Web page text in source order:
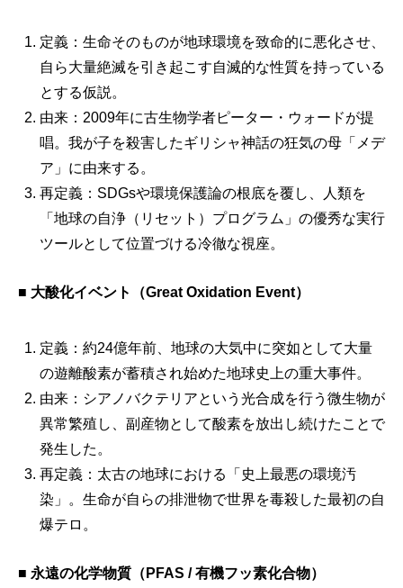
定義：生命そのものが地球環境を致命的に悪化させ、
自ら大量絶滅を引き起こす自滅的な性質を持っている
とする仮説。
由来：2009年に古生物学者ピーター・ウォードが提
唱。我が子を殺害したギリシャ神話の狂気の母「メデ
ア」に由来する。
再定義：SDGsや環境保護論の根底を覆し、人類を
「地球の自浄（リセット）プログラム」の優秀な実行
ツールとして位置づける冷徹な視座。
■ 大酸化イベント（Great Oxidation Event）
定義：約24億年前、地球の大気中に突如として大量
の遊離酸素が蓄積され始めた地球史上の重大事件。
由来：シアノバクテリアという光合成を行う微生物が
異常繁殖し、副産物として酸素を放出し続けたことで
発生した。
再定義：太古の地球における「史上最悪の環境汚
染」。生命が自らの排泄物で世界を毒殺した最初の自
爆テロ。
■ 永遠の化学物質（PFAS / 有機フッ素化合物）